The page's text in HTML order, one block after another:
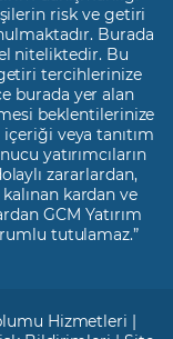
risk ve getiri
Burada
niteliktedir. Bu
tercihlerinize
burada yer alan
beklentilerinize
veya tanıtım
yatırımcıların
zararlardan,
kardan ve
GCM Yatırım
tutulamaz.”
Hizmetleri |